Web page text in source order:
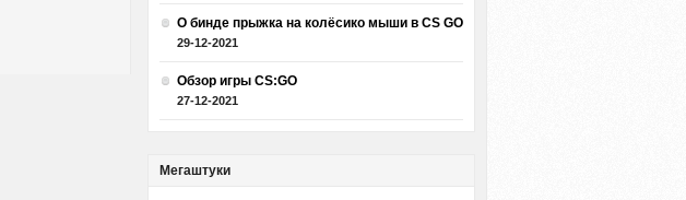
О бинде прыжка на колёсико мыши в CS GO
29-12-2021
Обзор игры CS:GO
27-12-2021
Мегаштуки